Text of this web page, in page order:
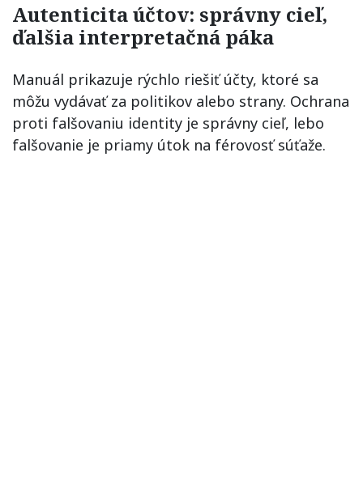
Autenticita účtov: správny cieľ,
ďalšia interpretačná páka
Manuál prikazuje rýchlo riešiť účty, ktoré sa
môžu vydávať za politikov alebo strany. Ochrana
proti falšovaniu identity je správny cieľ, lebo
falšovanie je priamy útok na férovosť súťaže.